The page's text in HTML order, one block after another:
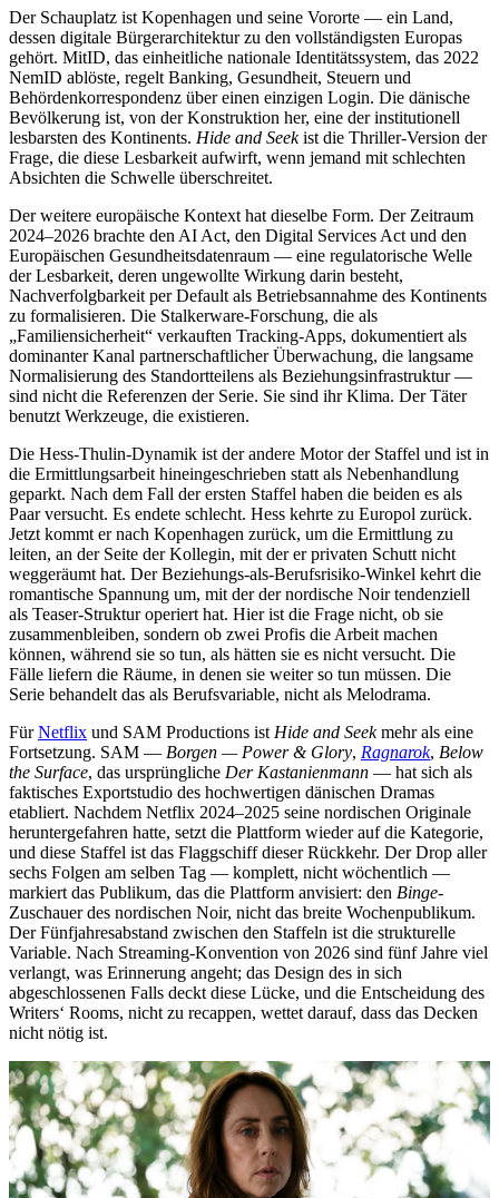
Der Schauplatz ist Kopenhagen und seine Vororte — ein Land,
dessen digitale Bürgerarchitektur zu den vollständigsten Europas
gehört. MitID, das einheitliche nationale Identitätssystem, das 2022
NemID ablöste, regelt Banking, Gesundheit, Steuern und
Behördenkorrespondenz über einen einzigen Login. Die dänische
Bevölkerung ist, von der Konstruktion her, eine der institutionell
lesbarsten des Kontinents. Hide and Seekist die Thriller-Version der
Frage, die diese Lesbarkeit aufwirft, wenn jemand mit schlechten
Absichten die Schwelle überschreitet.
Der weitere europäische Kontext hat dieselbe Form. Der Zeitraum
2024–2026 brachte den AI Act, den Digital Services Act und den
Europäischen Gesundheitsdatenraum — eine regulatorische Welle
der Lesbarkeit, deren ungewollte Wirkung darin besteht,
Nachverfolgbarkeit per Default als Betriebsannahme des Kontinents
zu formalisieren. Die Stalkerware-Forschung, die als
„Familiensicherheit“ verkauften Tracking-Apps, dokumentiert als
dominanter Kanal partnerschaftlicher Überwachung, die langsame
Normalisierung des Standortteilens als Beziehungsinfrastruktur —
sind nicht die Referenzen der Serie. Sie sind ihr Klima. Der Täter
benutzt Werkzeuge, die existieren.
Die Hess-Thulin-Dynamik ist der andere Motor der Staffel und ist in
die Ermittlungsarbeit hineingeschrieben statt als Nebenhandlung
geparkt. Nach dem Fall der ersten Staffel haben die beiden es als
Paar versucht. Es endete schlecht. Hess kehrte zu Europol zurück.
Jetzt kommt er nach Kopenhagen zurück, um die Ermittlung zu
leiten, an der Seite der Kollegin, mit der er privaten Schutt nicht
weggeräumt hat. Der Beziehungs-als-Berufsrisiko-Winkel kehrt die
romantische Spannung um, mit der der nordische Noir tendenziell
als Teaser-Struktur operiert hat. Hier ist die Frage nicht, ob sie
zusammenbleiben, sondern ob zwei Profis die Arbeit machen
können, während sie so tun, als hätten sie es nicht versucht. Die
Fälle liefern die Räume, in denen sie weiter so tun müssen. Die
Serie behandelt das als Berufsvariable, nicht als Melodrama.
FürNetflix und SAM Productions ist Hide and Seekmehr als eine
Fortsetzung. SAM — Borgen — Power & Glory, Ragnarok, Below
the Surface, das ursprüngliche Der Kastanienmann — hat sich als
faktisches Exportstudio des hochwertigen dänischen Dramas
etabliert. Nachdem Netflix 2024–2025 seine nordischen Originale
heruntergefahren hatte, setzt die Plattform wieder auf die Kategorie,
und diese Staffel ist das Flaggschiff dieser Rückkehr. Der Drop aller
sechs Folgen am selben Tag — komplett, nicht wöchentlich —
markiert das Publikum, das die Plattform anvisiert: den Binge-
Zuschauer des nordischen Noir, nicht das breite Wochenpublikum.
Der Fünfjahresabstand zwischen den Staffeln ist die strukturelle
Variable. Nach Streaming-Konvention von 2026 sind fünf Jahre viel
verlangt, was Erinnerung angeht; das Design des in sich
abgeschlossenen Falls deckt diese Lücke, und die Entscheidung des
Writers‘ Rooms, nicht zu recappen, wettet darauf, dass das Decken
nicht nötig ist.